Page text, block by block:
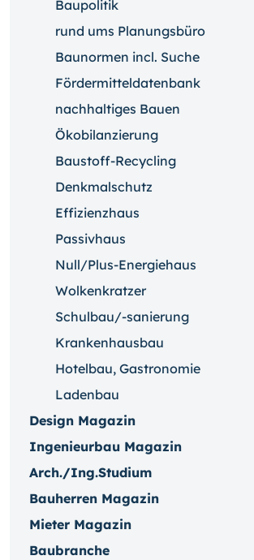
Baupolitik
rund ums Planungsbüro
Baunormen incl. Suche
Fördermitteldatenbank
nachhaltiges Bauen
Ökobilanzierung
Baustoff-Recycling
Denkmalschutz
Effizienzhaus
Passivhaus
Null/Plus-Energiehaus
Wolkenkratzer
Schulbau/-sanierung
Krankenhausbau
Hotelbau, Gastronomie
Ladenbau
Design Magazin
Ingenieurbau Magazin
Arch./Ing.Studium
Bauherren Magazin
Mieter Magazin
Baubranche